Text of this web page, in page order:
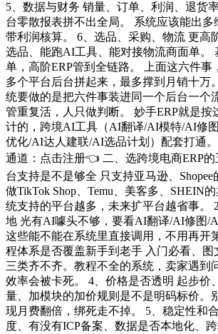
5、数据与财务 销量、订单、利润、退货
台零散报表拼不出全局。 系统应该能出
带利润核算。 6、选品、采购、物流 更高
选品、能跑AI工具、能对接物流商面单。
单，高阶ERP管到全链路。 上面这六件事
多个平台后台拼起来，最多撑到月销十万
统要做的是把六件事装进同一个后台一个
管重复活，人只做判断。 妙手ERP就是按
计的，跨境AI工具（AI翻译/AI模特/AI修
优化/AI达人建联/AI选品计划）配套打通
通道：点击注册👈 二、选跨境电商ERP
台支持是不是够全 只支持亚马逊、Shopee
做TikTok Shop、Temu、美客多、SHEIN
统支持的平台越多，未来扩平台越省事。
地 光有AI噱头不够，要看AI翻译/AI修图/
这些能不能在系统里直接调用，不用再开
程体系是否覆盖新手到老手 入门必看、图
三类齐不齐。教程不全的系统，卖家遇到
效率会被卡死。 4、价格是否透明 起步价
量、加模块的加价规则是不是明码标价。
现月费翻倍，绑死走不掉。 5、稳定性和
度、有没有ICP备案、数据是否本地化、